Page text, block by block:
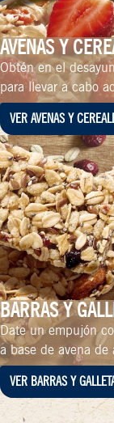
AVENAS Y
Obtén en el
para llevar a cabo
avenas Quaker®.
VER AVENAS Y
BARRAS Y
Date un empujón
a base de avena
VER BARRAS Y